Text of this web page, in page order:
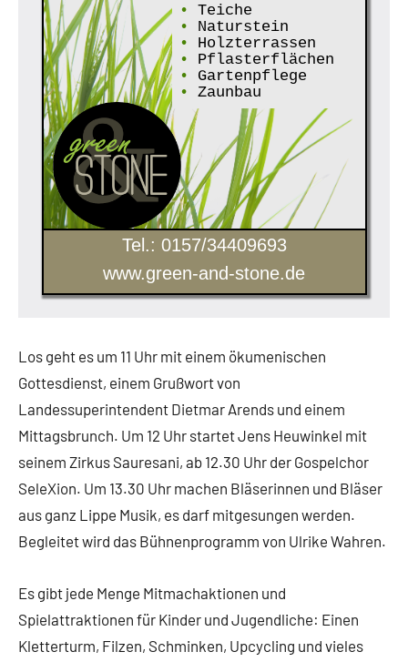
•
Teiche
•
Naturstein
•
Holzterrassen
•
Pflasterflächen
•
Gartenpflege
•
Zaunbau
Tel.: 0157/34409693
www.green-and-stone.de
Los geht es um 11 Uhr mit einem ökumenischen
Gottesdienst, einem Grußwort von
Landessuperintendent Dietmar Arends und einem
Mittagsbrunch. Um 12 Uhr startet Jens Heuwinkel mit
seinem Zirkus Sauresani, ab 12.30 Uhr der Gospelchor
SeleXion. Um 13.30 Uhr machen Bläserinnen und Bläser
aus ganz Lippe Musik, es darf mitgesungen werden.
Begleitet wird das Bühnenprogramm von Ulrike Wahren.
Es gibt jede Menge Mitmachaktionen und
Spielattraktionen für Kinder und Jugendliche: Einen
Kletterturm, Filzen, Schminken, Upcycling und vieles